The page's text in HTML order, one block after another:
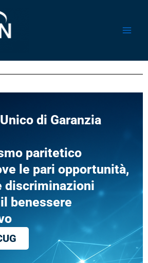
di Garanzia
paritetico
le pari opportunità,
discriminazioni
benessere